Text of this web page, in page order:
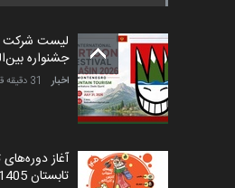
مهلت 5 ماه دیگر
لیست شرکت
جشنواره
اخبار 31 دقیقه قبل
آغاز
تابستان 1405 خانه کاریکات…